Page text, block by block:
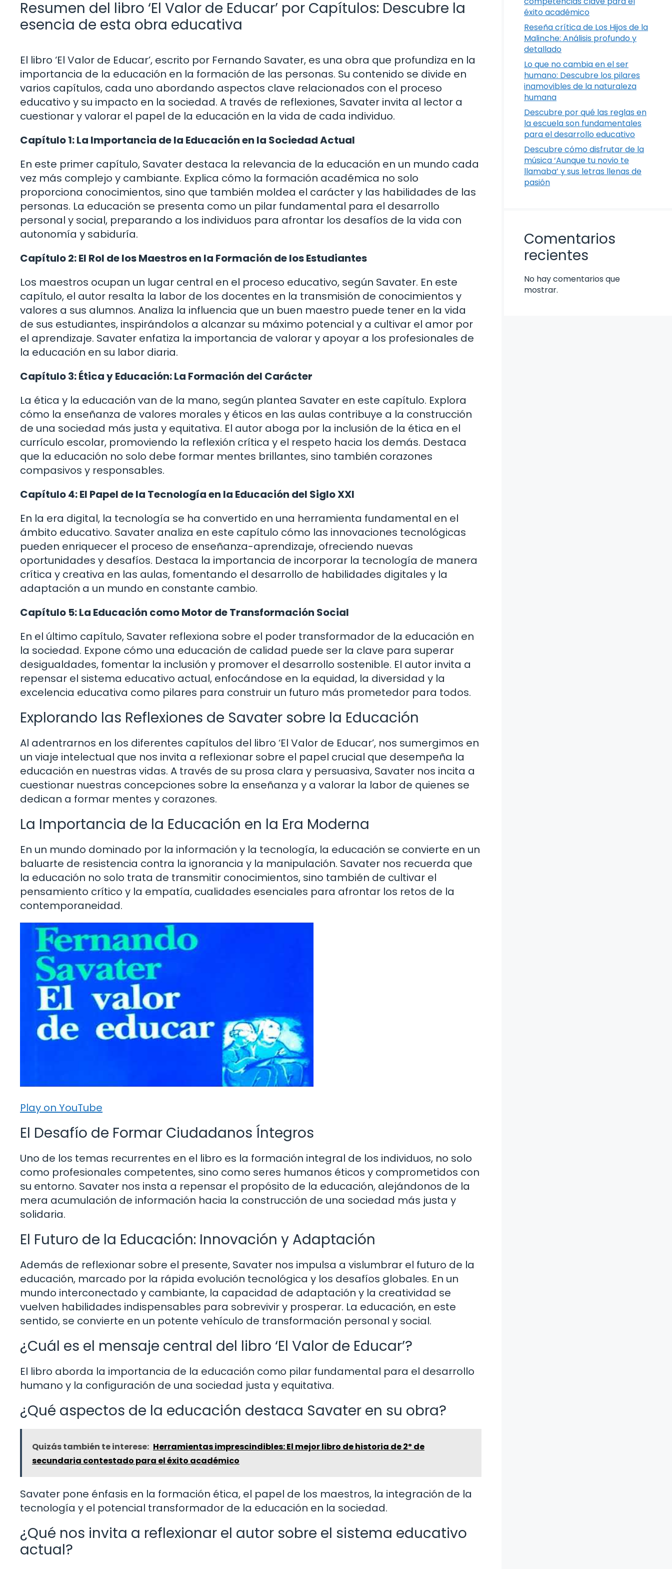
Resumen del libro ‘El Valor de Educar’ por Capítulos: Descubre la
esencia de esta obra educativa
El libro ‘El Valor de Educar’, escrito por Fernando Savater, es una obra que profundiza en la
importancia de la educación en la formación de las personas. Su contenido se divide en
varios capítulos, cada uno abordando aspectos clave relacionados con el proceso
educativo y su impacto en la sociedad. A través de reflexiones, Savater invita al lector a
cuestionar y valorar el papel de la educación en la vida de cada individuo.
Capítulo 1: La Importancia de la Educación en la Sociedad Actual
En este primer capítulo, Savater destaca la relevancia de la educación en un mundo cada
vez más complejo y cambiante. Explica cómo la formación académica no solo
proporciona conocimientos, sino que también moldea el carácter y las habilidades de las
personas. La educación se presenta como un pilar fundamental para el desarrollo
personal y social, preparando a los individuos para afrontar los desafíos de la vida con
autonomía y sabiduría.
Capítulo 2: El Rol de los Maestros en la Formación de los Estudiantes
Los maestros ocupan un lugar central en el proceso educativo, según Savater. En este
capítulo, el autor resalta la labor de los docentes en la transmisión de conocimientos y
valores a sus alumnos. Analiza la influencia que un buen maestro puede tener en la vida
de sus estudiantes, inspirándolos a alcanzar su máximo potencial y a cultivar el amor por
el aprendizaje. Savater enfatiza la importancia de valorar y apoyar a los profesionales de
la educación en su labor diaria.
Capítulo 3: Ética y Educación: La Formación del Carácter
La ética y la educación van de la mano, según plantea Savater en este capítulo. Explora
cómo la enseñanza de valores morales y éticos en las aulas contribuye a la construcción
de una sociedad más justa y equitativa. El autor aboga por la inclusión de la ética en el
currículo escolar, promoviendo la reflexión crítica y el respeto hacia los demás. Destaca
que la educación no solo debe formar mentes brillantes, sino también corazones
compasivos y responsables.
Capítulo 4: El Papel de la Tecnología en la Educación del Siglo XXI
En la era digital, la tecnología se ha convertido en una herramienta fundamental en el
ámbito educativo. Savater analiza en este capítulo cómo las innovaciones tecnológicas
pueden enriquecer el proceso de enseñanza-aprendizaje, ofreciendo nuevas
oportunidades y desafíos. Destaca la importancia de incorporar la tecnología de manera
crítica y creativa en las aulas, fomentando el desarrollo de habilidades digitales y la
adaptación a un mundo en constante cambio.
Capítulo 5: La Educación como Motor de Transformación Social
En el último capítulo, Savater reflexiona sobre el poder transformador de la educación en
la sociedad. Expone cómo una educación de calidad puede ser la clave para superar
desigualdades, fomentar la inclusión y promover el desarrollo sostenible. El autor invita a
repensar el sistema educativo actual, enfocándose en la equidad, la diversidad y la
excelencia educativa como pilares para construir un futuro más prometedor para todos.
Explorando las Reflexiones de Savater sobre la Educación
Al adentrarnos en los diferentes capítulos del libro ‘El Valor de Educar’, nos sumergimos en
un viaje intelectual que nos invita a reflexionar sobre el papel crucial que desempeña la
educación en nuestras vidas. A través de su prosa clara y persuasiva, Savater nos incita a
cuestionar nuestras concepciones sobre la enseñanza y a valorar la labor de quienes se
dedican a formar mentes y corazones.
La Importancia de la Educación en la Era Moderna
En un mundo dominado por la información y la tecnología, la educación se convierte en un
baluarte de resistencia contra la ignorancia y la manipulación. Savater nos recuerda que
la educación no solo trata de transmitir conocimientos, sino también de cultivar el
pensamiento crítico y la empatía, cualidades esenciales para afrontar los retos de la
contemporaneidad.
Play on YouTube
El Desafío de Formar Ciudadanos Íntegros
Uno de los temas recurrentes en el libro es la formación integral de los individuos, no solo
como profesionales competentes, sino como seres humanos éticos y comprometidos con
su entorno. Savater nos insta a repensar el propósito de la educación, alejándonos de la
mera acumulación de información hacia la construcción de una sociedad más justa y
solidaria.
El Futuro de la Educación: Innovación y Adaptación
Además de reflexionar sobre el presente, Savater nos impulsa a vislumbrar el futuro de la
educación, marcado por la rápida evolución tecnológica y los desafíos globales. En un
mundo interconectado y cambiante, la capacidad de adaptación y la creatividad se
vuelven habilidades indispensables para sobrevivir y prosperar. La educación, en este
sentido, se convierte en un potente vehículo de transformación personal y social.
¿Cuál es el mensaje central del libro ‘El Valor de Educar’?
El libro aborda la importancia de la educación como pilar fundamental para el desarrollo
humano y la configuración de una sociedad justa y equitativa.
¿Qué aspectos de la educación destaca Savater en su obra?
Quizás también te interese: Herramientas imprescindibles: El mejor libro de historia de 2º de
secundaria contestado para el éxito académico
Savater pone énfasis en la formación ética, el papel de los maestros, la integración de la
tecnología y el potencial transformador de la educación en la sociedad.
¿Qué nos invita a reflexionar el autor sobre el sistema educativo
actual?
éxito académico
Reseña crítica de Los Hijos de la
Malinche: Análisis profundo y
detallado
Lo que no cambia en el ser
humano: Descubre los pilares
inamovibles de la naturaleza
humana
Descubre por qué las reglas en
la escuela son fundamentales
para el desarrollo educativo
Descubre cómo disfrutar de la
música ‘Aunque tu novio te
llamaba’ y sus letras llenas de
pasión
Comentarios
recientes
No hay comentarios que
mostrar.